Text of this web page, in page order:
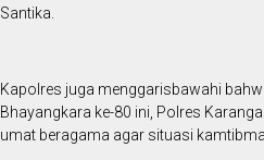
Santika.
Kapolres juga menggarisbawahi
Bhayangkara ke-80 ini, Polres
umat beragama agar situasi